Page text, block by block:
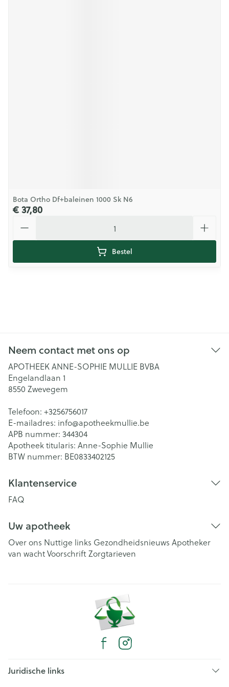
Bota Ortho Df+baleinen 1000 Sk N6
€ 37,80
Bestel
Neem contact met ons op
APOTHEEK ANNE-SOPHIE MULLIE BVBA
Engelandlaan 1
8550 Zwevegem
Telefoon: +3256756017
E-mailadres: info@apotheekmullie.be
APB nummer: 344304
Apotheek titularis: Anne-Sophie Mullie
BTW nummer: BE0833402125
Klantenservice
FAQ
Uw apotheek
Over ons Nuttige links Gezondheidsnieuws Apotheker
van wachtVoorschriftZorgtarieven
Juridische links